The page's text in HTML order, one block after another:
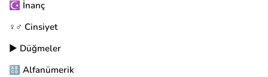
☪️ İnanç
♀️♂️ Cinsiyet
▶️ Düğmeler
🔠 Alfanümerik